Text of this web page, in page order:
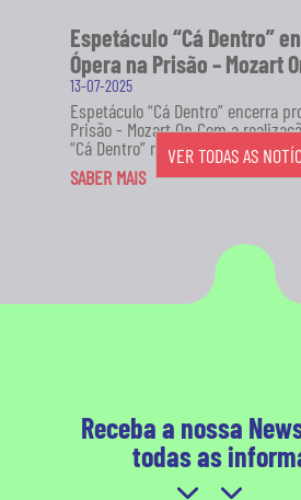
Espetáculo “Cá Dentro”
Ópera na Prisão – Mozart
13-07-2025
Espetáculo “Cá Dentro” encerra
Prisão - Mozart On Com a
“Cá Dentro” no...
SABER MAIS
VER TODAS AS
Receba a nossa
todas as